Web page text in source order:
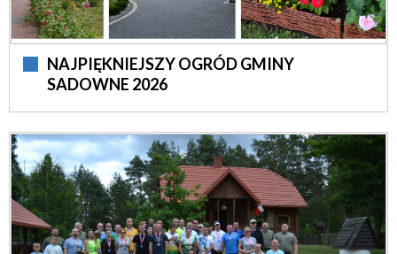
NAJPIĘKNIEJSZY OGRÓD GMINY
SADOWNE 2026